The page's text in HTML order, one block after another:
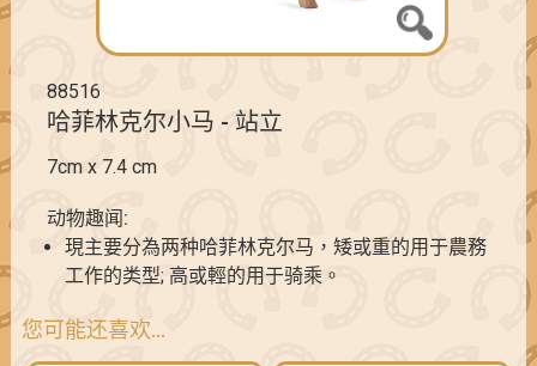
88516
哈菲林克尔小马 - 站立
7cm x 7.4 cm
动物趣闻:
現主要分為两种哈菲林克尔马，矮或重的用于農務
工作的类型; 高或輕的用于骑乘。
您可能还喜欢…